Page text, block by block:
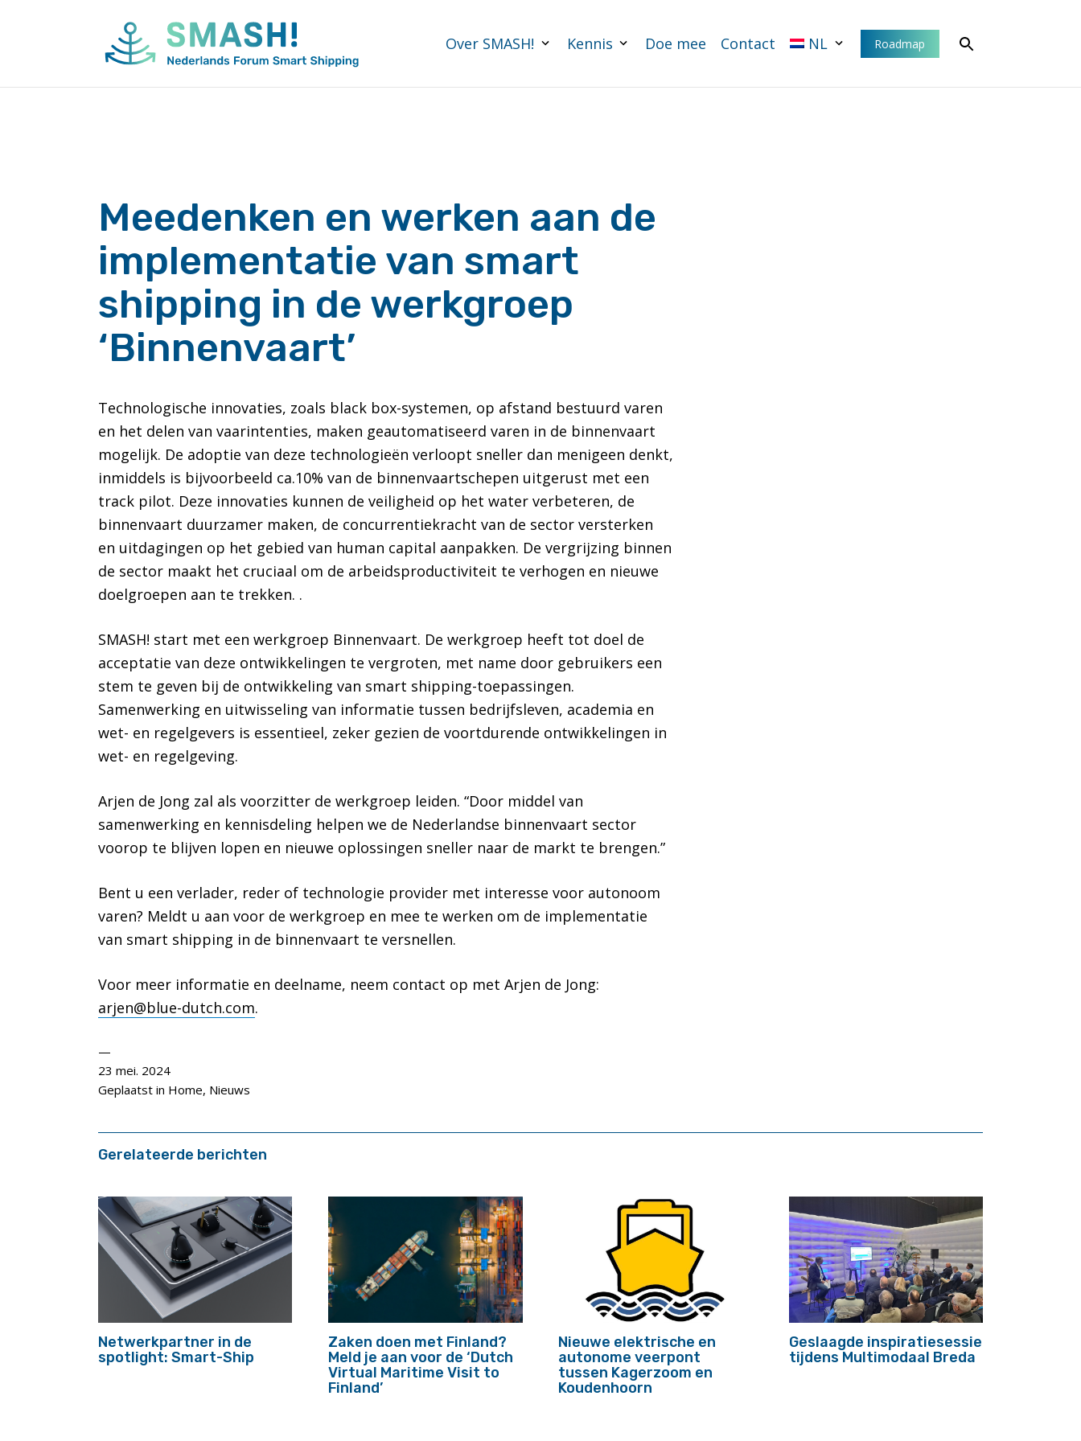
Over SMASH! Kennis Doe mee Contact NL Roadmap
Meedenken en werken aan de
implementatie van smart
shipping in de werkgroep
‘Binnenvaart’
Technologische innovaties, zoals black box-systemen, op afstand bestuurd varen
en het delen van vaarintenties, maken geautomatiseerd varen in de binnenvaart
mogelijk. De adoptie van deze technologieën verloopt sneller dan menigeen denkt,
inmiddels is bijvoorbeeld ca.10% van de binnenvaartschepen uitgerust met een
track pilot. Deze innovaties kunnen de veiligheid op het water verbeteren, de
binnenvaart duurzamer maken, de concurrentiekracht van de sector versterken
en uitdagingen op het gebied van human capital aanpakken. De vergrijzing binnen
de sector maakt het cruciaal om de arbeidsproductiviteit te verhogen en nieuwe
doelgroepen aan te trekken. .
SMASH! start met een werkgroep Binnenvaart. De werkgroep heeft tot doel de
acceptatie van deze ontwikkelingen te vergroten, met name door gebruikers een
stem te geven bij de ontwikkeling van smart shipping-toepassingen.
Samenwerking en uitwisseling van informatie tussen bedrijfsleven, academia en
wet- en regelgevers is essentieel, zeker gezien de voortdurende ontwikkelingen in
wet- en regelgeving.
Arjen de Jong zal als voorzitter de werkgroep leiden. “Door middel van
samenwerking en kennisdeling helpen we de Nederlandse binnenvaart sector
voorop te blijven lopen en nieuwe oplossingen sneller naar de markt te brengen.”
Bent u een verlader, reder of technologie provider met interesse voor autonoom
varen? Meldt u aan voor de werkgroep en mee te werken om de implementatie
van smart shipping in de binnenvaart te versnellen.
Voor meer informatie en deelname, neem contact op met Arjen de Jong:
arjen@blue-dutch.com.
23 mei. 2024
Geplaatst in Home, Nieuws
Gerelateerde berichten
Netwerkpartner in de
spotlight: Smart-Ship
Zaken doen met Finland?
Meld je aan voor de ‘Dutch
Virtual Maritime Visit to
Finland’
Nieuwe elektrische en
autonome veerpont
tussen Kagerzoom en
Koudenhoorn
Geslaagde inspiratiesessie
tijdens Multimodaal Breda